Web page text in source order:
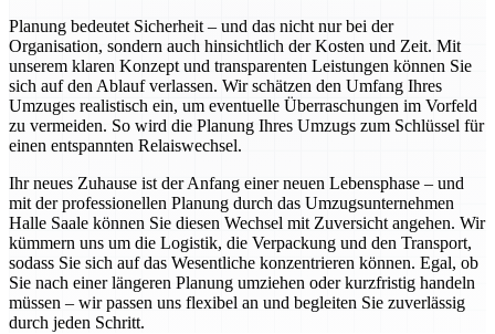
Planung bedeutet Sicherheit – und das nicht nur bei der
Organisation, sondern auch hinsichtlich der Kosten und Zeit. Mit
unserem klaren Konzept und transparenten Leistungen können Sie
sich auf den Ablauf verlassen. Wir schätzen den Umfang Ihres
Umzuges realistisch ein, um eventuelle Überraschungen im Vorfeld
zu vermeiden. So wird die Planung Ihres Umzugs zum Schlüssel für
einen entspannten Relaiswechsel.
Ihr neues Zuhause ist der Anfang einer neuen Lebensphase – und
mit der professionellen Planung durch das Umzugsunternehmen
Halle Saale können Sie diesen Wechsel mit Zuversicht angehen. Wir
kümmern uns um die Logistik, die Verpackung und den Transport,
sodass Sie sich auf das Wesentliche konzentrieren können. Egal, ob
Sie nach einer längeren Planung umziehen oder kurzfristig handeln
müssen – wir passen uns flexibel an und begleiten Sie zuverlässig
durch jeden Schritt.